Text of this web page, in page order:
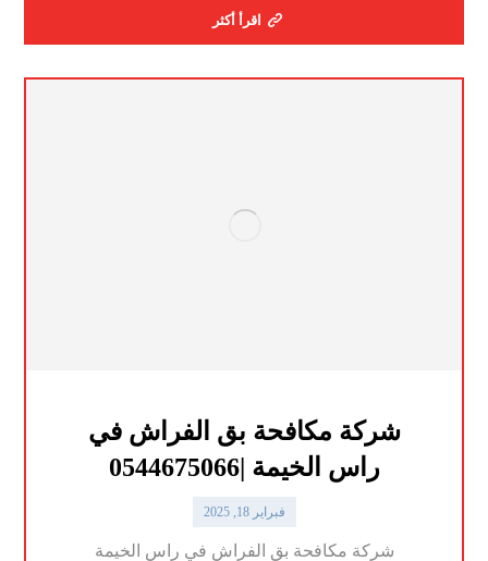
اقرأ أكثر
شركة مكافحة بق الفراش في
راس الخيمة |0544675066
فبراير 18, 2025
شركة مكافحة بق الفراش في راس الخيمة